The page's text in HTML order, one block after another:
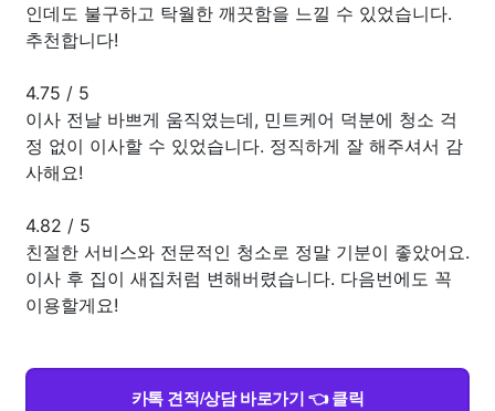
인데도 불구하고 탁월한 깨끗함을 느낄 수 있었습니다.
추천합니다!
4.75 / 5
이사 전날 바쁘게 움직였는데, 민트케어 덕분에 청소 걱
정 없이 이사할 수 있었습니다. 정직하게 잘 해주셔서 감
사해요!
4.82 / 5
친절한 서비스와 전문적인 청소로 정말 기분이 좋았어요.
이사 후 집이 새집처럼 변해버렸습니다. 다음번에도 꼭
이용할게요!
카톡 견적/상담 바로가기 👈 클릭